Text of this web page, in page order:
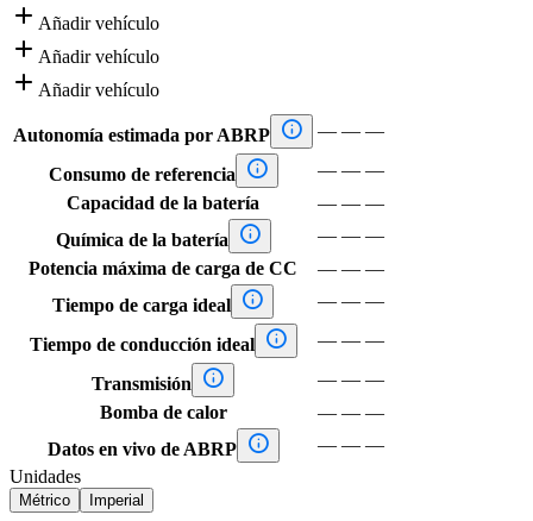
 Añadir vehículo
 Añadir vehículo
 Añadir vehículo
Autonomía estimada por ABRP  — — —
Consumo de referencia  — — —
Capacidad de la batería
— — —
Química de la batería
 — — —
Potencia máxima de carga de CC
— — —
Tiempo de carga ideal  — — —
Tiempo de conducción ideal  — — —
Transmisión  — — —
Bomba de calor
— — —
Datos en vivo de ABRP
 — — —
Unidades
Métrico Imperial